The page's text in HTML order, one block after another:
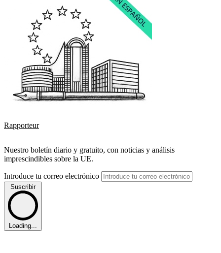
Rapporteur
Nuestro boletín diario y gratuito, con noticias y análisis
imprescindibles sobre la UE.
Introduce tu correo electrónico
Suscribir
Loading...